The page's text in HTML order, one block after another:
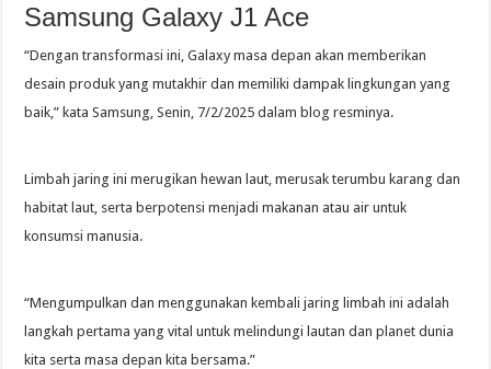
Samsung Galaxy J1 Ace
“Dengan transformasi ini, Galaxy masa depan akan memberikan
desain produk yang mutakhir dan memiliki dampak lingkungan yang
baik,” kata Samsung, Senin, 7/2/2025 dalam blog resminya.
Limbah jaring ini merugikan hewan laut, merusak terumbu karang dan
habitat laut, serta berpotensi menjadi makanan atau air untuk
konsumsi manusia.
“Mengumpulkan dan menggunakan kembali jaring limbah ini adalah
langkah pertama yang vital untuk melindungi lautan dan planet dunia
kita serta masa depan kita bersama.”